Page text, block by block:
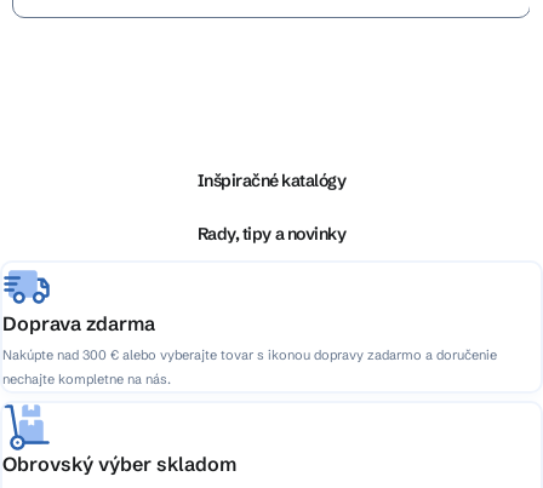
e
Inšpiračné katalógy
Rady, tipy a novinky
Doprava zdarma
Nakúpte nad 300 € alebo vyberajte tovar s ikonou dopravy zadarmo a doručenie
nechajte kompletne na nás.
Obrovský výber skladom